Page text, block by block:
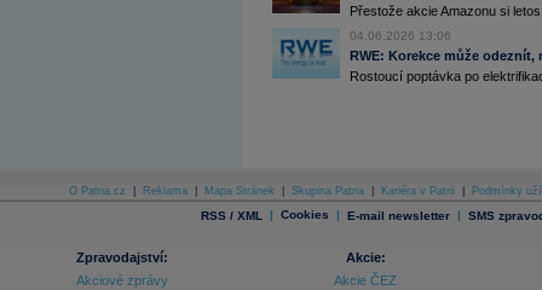
Archiv - Měsíční makroekonomické přehledy
Archiv - Vývoj české koruny
Přestože akcie Amazonu si
04.06.2026 13:06
RWE: Korekce může
Rostoucí poptávka po
O Patria.cz Reklama Mapa Stránek Skupina Patria Kariéra v Patrii Podmínky
RSS / XML | Cookies | E-mail newsletter | SMS
Zpravodajství:
Akciové zprávy
Akcie:
Akcie ČEZ